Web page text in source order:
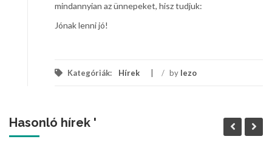
mindannyian az ünnepeket, hisz tudjuk:
Jónak lenni jó!
Kategóriák: Hírek / by lezo
Hasonló hírek '